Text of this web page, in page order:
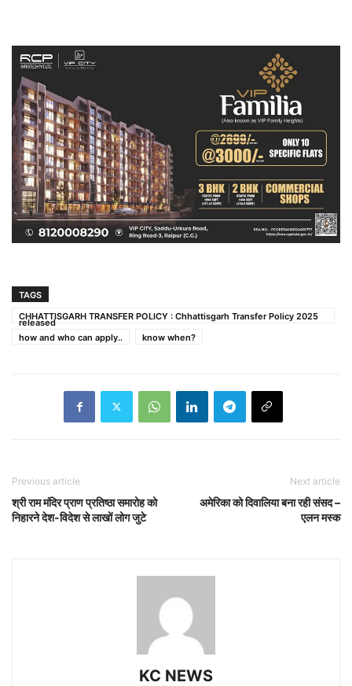
TAGS
CHHATTISGARH TRANSFER POLICY : Chhattisgarh Transfer Policy 2025
released
how and who can apply..
know when?
Previous article
श्री राम मंदिर प्राण प्रतिष्ठा समारोह को
निहारने देश-विदेश से लाखों लोग जुटे
Next article
अमेरिका को दिवालिया बना रही संसद –
एलन मस्क
KC NEWS